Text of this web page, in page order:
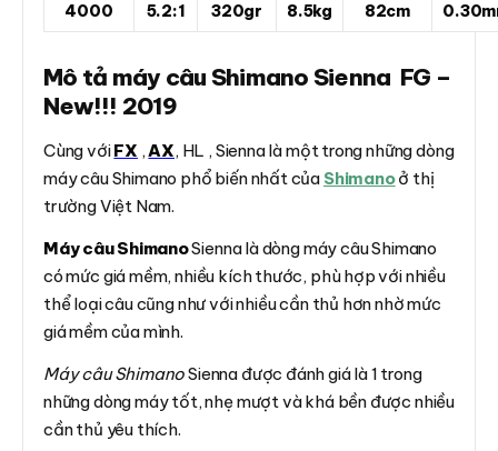
4000
5.2:1 320gr 8.5kg 82cm
Mô tả máy câu Shimano Sienna FG –
New!!! 2019
Cùng vớiFX ,AX, HL , Sienna là một trong những dòng
máy câu Shimano phổ biến nhất của Shimanoở thị
trường Việt Nam.
Máy câu ShimanoSienna là dòng máy câu Shimano
có mức giá mềm, nhiều kích thước, phù hợp với nhiều
thể loại câu cũng như với nhiều cần thủ hơn nhờ mức
giá mềm của mình.
Máy câu ShimanoSienna được đánh giá là 1 trong
những dòng máy tốt, nhẹ mượt và khá bền được nhiều
cần thủ yêu thích.